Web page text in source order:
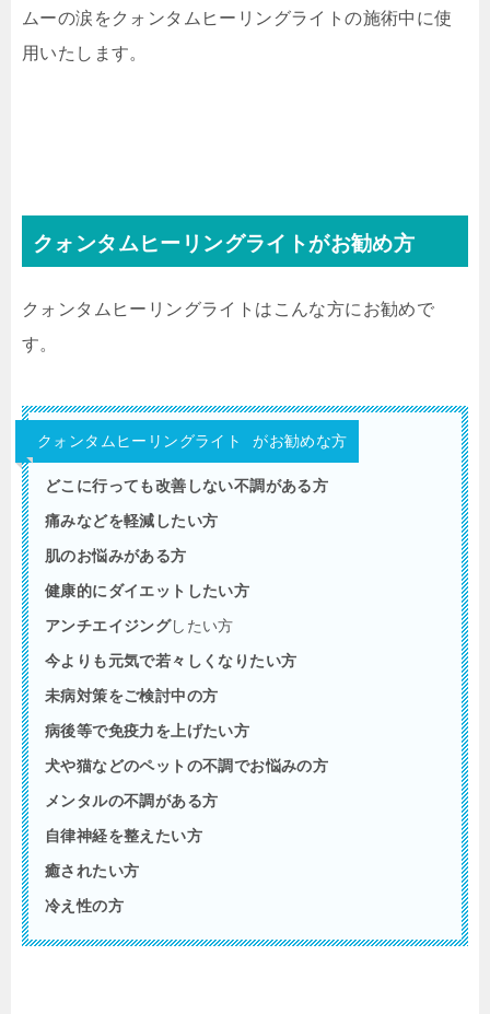
ムーの涙をクォンタムヒーリングライトの施術中に使
用いたします。
クォンタムヒーリングライトがお勧め方
クォンタムヒーリングライトはこんな方にお勧めで
す。
クォンタムヒーリングライト がお勧めな方
どこに行っても改善しない不調がある方
痛みなどを軽減したい方
肌のお悩みがある方
健康的にダイエットしたい方
アンチエイジングしたい方
今よりも元気で若々しくなりたい方
未病対策をご検討中の方
病後等で免疫力を上げたい方
犬や猫などのペットの不調でお悩みの方
メンタルの不調がある方
自律神経を整えたい方
癒されたい方
冷え性の方